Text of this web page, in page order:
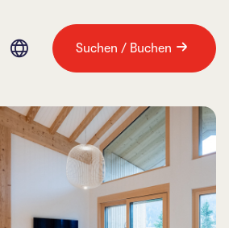
Suchen / Buchen